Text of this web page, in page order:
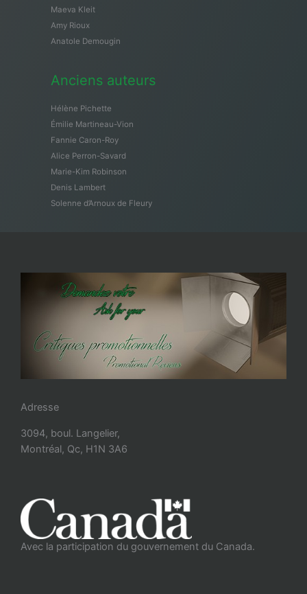
Maeva Kleit
Amy Rioux
Anatole Demougin
Anciens auteurs
Hélène Pichette
Émilie Martineau-Vion
Fannie Caron-Roy
Alice Perron-Savard
Marie-Kim Robinson
Denis Lambert
Solenne d’Arnoux de Fleury
Adresse
3094, boul. Langelier,
Montréal, Qc, H1N 3A6
Avec la participation du gouvernement du Canada.